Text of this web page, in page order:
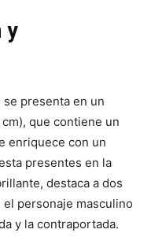
y
se presenta en un
que contiene un
enriquece con un
presentes en la
destaca a dos
personaje masculino
y la contraportada.